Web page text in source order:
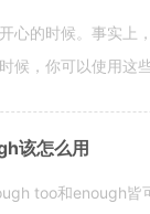
心的时候。事实上
候，你可以使用这
该怎么用
too和enough皆